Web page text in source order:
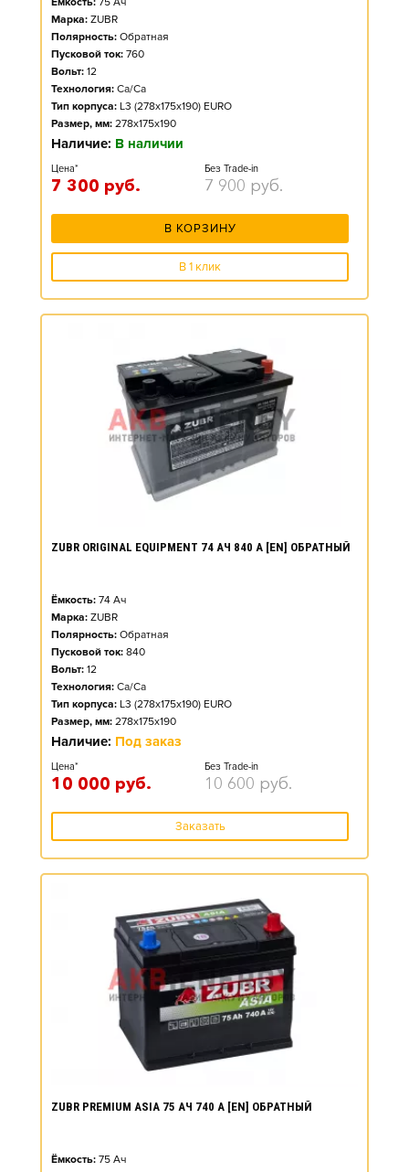
Марка: ZUBR
Полярность: Обратная
Пусковой ток: 760
Вольт: 12
Технология: Ca/Ca
Тип корпуса: L3 (278x175x190) EURO
Размер, мм: 278x175x190
Наличие: В наличии
Цена*
7 300 руб.
Без Trade-in
7 900 руб.
В КОРЗИНУ
В 1 клик
ZUBR ORIGINAL EQUIPMENT 74 АЧ 840 А [EN] ОБРАТНЫЙ
Ёмкость: 74 Ач
Марка: ZUBR
Полярность: Обратная
Пусковой ток: 840
Вольт: 12
Технология: Ca/Ca
Тип корпуса: L3 (278x175x190) EURO
Размер, мм: 278x175x190
Наличие: Под заказ
Цена*
10 000 руб.
Без Trade-in
10 600 руб.
Заказать
ZUBR PREMIUM ASIA 75 АЧ 740 А [EN] ОБРАТНЫЙ
Ёмкость: 75 Ач